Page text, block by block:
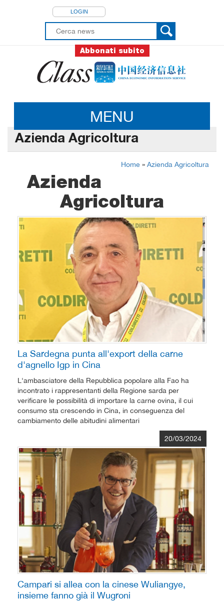
LOGIN
Abbonati subito
MENU
Azienda Agricoltura
Home » Azienda Agricoltura
Azienda
Agricoltura
La Sardegna punta all'export della carne
d'agnello Igp in Cina
L'ambasciatore della Repubblica popolare alla Fao ha
incontrato i rappresentanti della Regione sarda per
verificare le possibilità di importare la carne ovina, il cui
consumo sta crescendo in Cina, in conseguenza del
cambiamento delle abitudini alimentari
20/03/2024
Campari si allea con la cinese Wuliangye,
insieme fanno già il Wugroni